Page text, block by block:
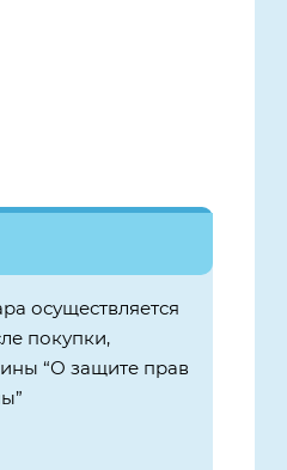
осуществляется
покупки,
“О защите прав